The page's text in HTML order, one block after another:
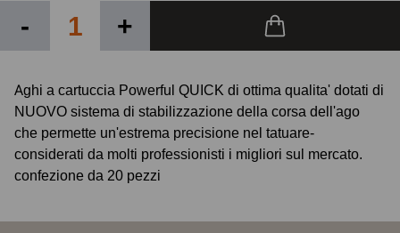
- +
Aghi a cartuccia Powerful QUICK di ottima qualita' dotati di
NUOVO sistema di stabilizzazione della corsa dell'ago
che permette un'estrema precisione nel tatuare-
considerati da molti professionisti i migliori sul mercato.
confezione da 20 pezzi